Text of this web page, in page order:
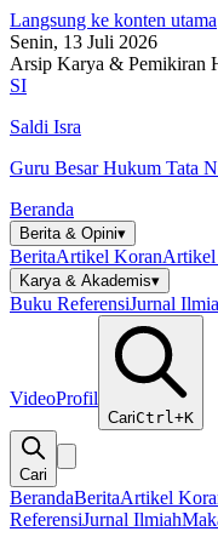
Langsung ke konten utama
Senin, 13 Juli 2026
Arsip Karya & Pemikiran
SI
Saldi Isra
Guru Besar Hukum Tata
Beranda
Berita & Opini▾
BeritaArtikel KoranArtikel
Karya & Akademis▾
Buku ReferensiJurnal
VideoProfil
CariCtrl+K
Cari
BerandaBeritaArtikel
ReferensiJurnal Ilmiah